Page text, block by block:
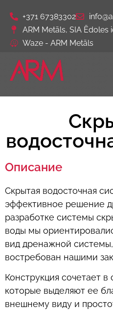
+371 67383302
ARM Metāls, SIA Ēdoles
Waze - ARM Metāls
Описание
Скрытая водосточная
эффективное решение
разработке системы
воды мы
вид дренажной
востребован нашими
Конструкция сочетает
которые выделяют ее
внешнему виду и